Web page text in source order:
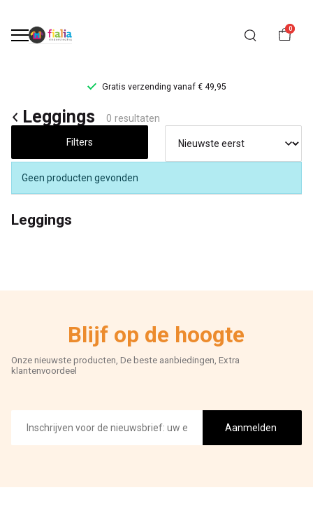
0
Gratis verzending vanaf € 49,95
Leggings
FiaLia
Kinderkleding
Leggings 0 resultaten
Filters
Geen producten gevonden
Leggings
Blijf op de hoogte
Onze nieuwste producten, De beste aanbiedingen, Extra
klantenvoordeel
mailadres
Aanmelden